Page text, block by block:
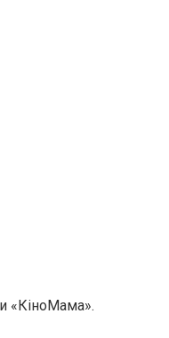
«КіноМама».